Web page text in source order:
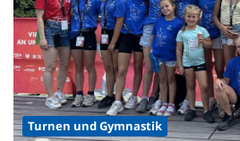
Turnen und Gymnastik